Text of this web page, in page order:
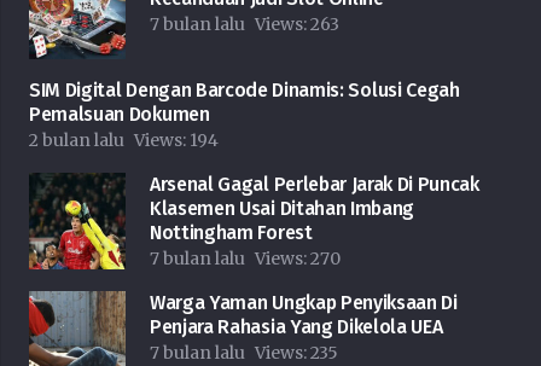
7 bulan lalu Views:263
SIM Digital Dengan Barcode Dinamis: Solusi Cegah
Pemalsuan Dokumen
2 bulan lalu Views: 194
Arsenal Gagal Perlebar Jarak Di Puncak
Klasemen Usai Ditahan Imbang
Nottingham Forest
7 bulan lalu Views:270
Warga Yaman Ungkap Penyiksaan Di
Penjara Rahasia Yang Dikelola UEA
7 bulan lalu Views:235